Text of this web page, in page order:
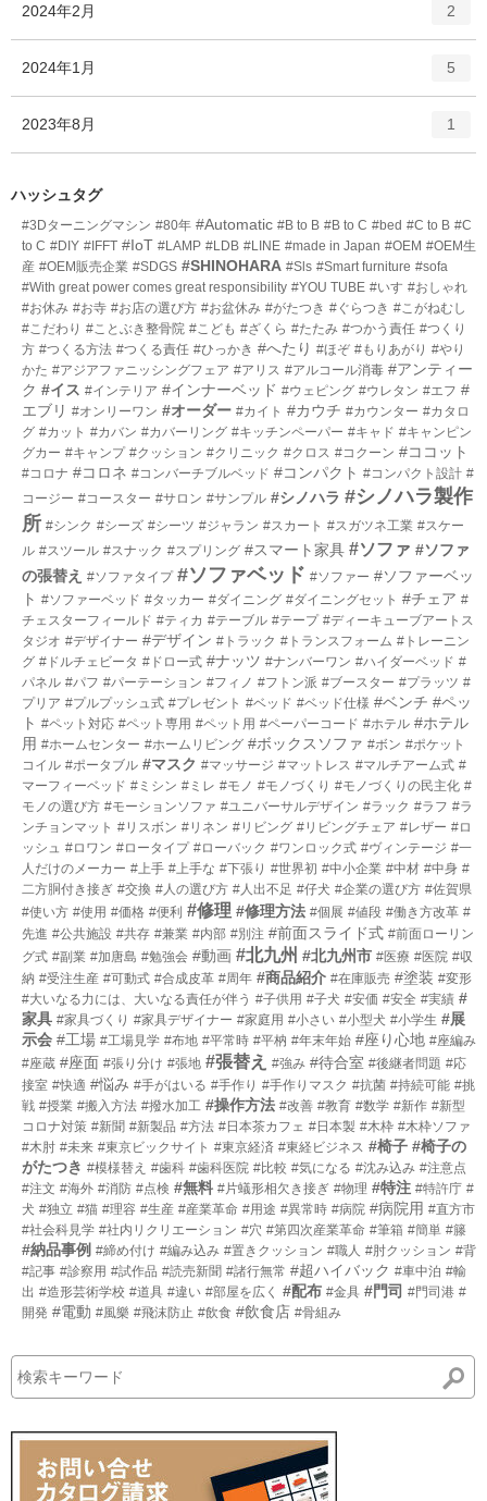
ー
2024年2月
ー
2
2024年1月
ー
5
2023年8月
リ
数
1
ハッシュタグ
#3Dターニングマシン #80年 #Automatic #B to B #B to C #bed #C to B #C
to C #DIY #IFFT #IoT #LAMP #LDB #LINE #made in Japan #OEM #OEM生
産 #OEM販売企業 #SDGS #SHINOHARA #Sls #Smart furniture #sofa
#With great power comes great responsibility #YOU TUBE #いす #おしゃれ
#お休み #お寺 #お店の選び方 #お盆休み #がたつき #ぐらつき #こがねむし
#こだわり #ことぶき整骨院 #こども #ざくら #たたみ #つかう責任 #つくり
方 #つくる方法 #つくる責任 #ひっかき #へたり #ほぞ #もりあがり #やり
かた #アジアファニッシングフェア #アリス #アルコール消毒 #アンティー
ク #イス #インテリア #インナーベッド #ウェピング #ウレタン #エフ #
エブリ #オンリーワン #オーダー #カイト #カウチ #カウンター #カタロ
グ #カット #カバン #カバーリング #キッチンペーパー #キャド #キャンピン
グカー #キャンプ #クッション #クリニック #クロス #コクーン #ココット
#コロナ #コロネ #コンバーチブルベッド #コンパクト #コンパクト設計 #
コージー #コースター #サロン #サンプル #シノハラ #シノハラ製作
所 #シンク #シーズ #シーツ #ジャラン #スカート #スガツネ工業 #スケー
ル #スツール #スナック #スプリング #スマート家具 #ソファ #ソファ
の張替え #ソファタイプ #ソファベッド #ソファー #ソファーベッ
ト #ソファーベッド #タッカー #ダイニング #ダイニングセット #チェア #
チェスターフィールド #ティカ #テーブル #テープ #ディーキューブアートス
タジオ #デザイナー #デザイン #トラック #トランスフォーム #トレーニン
グ #ドルチェビータ #ドロー式 #ナッツ #ナンバーワン #ハイダーベッド #
パネル #パフ #パーテーション #フィノ #フトン派 #ブースター #プラッツ #
プリア #プルプッシュ式 #プレゼント #ベッド #ベッド仕様 #ベンチ #ペッ
ト #ペット対応 #ペット専用 #ペット用 #ペーパーコード #ホテル #ホテル
用 #ホームセンター #ホームリビング #ボックスソファ #ボン #ポケット
コイル #ポータブル #マスク #マッサージ #マットレス #マルチアーム式 #
マーフィーベッド #ミシン #ミレ #モノ #モノづくり #モノづくりの民主化 #
モノの選び方 #モーションソファ #ユニバーサルデザイン #ラック #ラフ #ラ
ンチョンマット #リスボン #リネン #リビング #リビングチェア #レザー #ロ
ッシュ #ロワン #ロータイプ #ローバック #ワンロック式 #ヴィンテージ #一
人だけのメーカー #上手 #上手な #下張り #世界初 #中小企業 #中材 #中身 #
二方胴付き接ぎ #交換 #人の選び方 #人出不足 #仔犬 #企業の選び方 #佐賀県
#使い方 #使用 #価格 #便利 #修理 #修理方法 #個展 #値段 #働き方改革 #
先進 #公共施設 #共存 #兼業 #内部 #別注 #前面スライド式 #前面ローリン
グ式 #副業 #加唐島 #勉強会 #動画 #北九州 #北九州市 #医療 #医院 #収
納 #受注生産 #可動式 #合成皮革 #周年 #商品紹介 #在庫販売 #塗装 #変形
#大いなる力には、大いなる責任が伴う #子供用 #子犬 #安価 #安全 #実績 #
家具 #家具づくり #家具デザイナー #家庭用 #小さい #小型犬 #小学生 #展
示会 #工場 #工場見学 #布地 #平常時 #平枘 #年末年始 #座り心地 #座編み
#座蔵 #座面 #張り分け #張地 #張替え #強み #待合室 #後継者問題 #応
接室 #快適 #悩み #手がはいる #手作り #手作りマスク #抗菌 #持続可能 #挑
戦 #授業 #搬入方法 #撥水加工 #操作方法 #改善 #教育 #数学 #新作 #新型
コロナ対策 #新聞 #新製品 #方法 #日本茶カフェ #日本製 #木枠 #木枠ソファ
#木肘 #未来 #東京ビックサイト #東京経済 #東経ビジネス #椅子 #椅子の
がたつき #模様替え #歯科 #歯科医院 #比較 #気になる #沈み込み #注意点
#注文 #海外 #消防 #点検 #無料 #片蟻形相欠き接ぎ #物理 #特注 #特許庁 #
犬 #独立 #猫 #理容 #生産 #産業革命 #用途 #異常時 #病院 #病院用 #直方市
#社会科見学 #社内リクリエーション #穴 #第四次産業革命 #筆箱 #簡単 #籐
#納品事例 #締め付け #編み込み #置きクッション #職人 #肘クッション #背
#記事 #診察用 #試作品 #読売新聞 #諸行無常 #超ハイバック #車中泊 #輸
出 #造形芸術学校 #道具 #違い #部屋を広く #配布 #金具 #門司 #門司港 #
開発 #電動 #風樂 #飛沫防止 #飲食 #飲食店 #骨組み